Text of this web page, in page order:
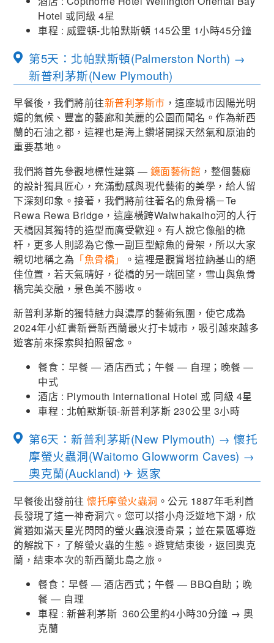
Hotel 或同級 4星
車程 : 威靈頓-北帕默斯頓 145公里 1小時45分鐘
第5天：北帕默斯頓(Palmerston North) →
新普利茅斯(New Plymouth)
早餐後，我們將前往新普利茅斯市 ，這座城市因陽光明
媚的氣候、豐富的藝廊和美麗的公園而聞名。作為新西
蘭的石油之都，這裡也是海上鑽塔開採天然氣和原油的
重要基地。
我們將首先參觀地標性建築 — 鏡面藝術館 ，整個藝廊
的設計獨具匠心，充滿動感與現代藝術的美學，給人留
下深刻印象。接著，我們將前往著名的魚骨橋－Te
Rewa Rewa Bridge，這座橫跨Waiwhakaiho河的人行
天橋因其獨特的造型而廣受歡迎。有人說它像船的桅
杆，更多人則認為它像一副巨型鯨魚的骨架，所以大家
親切地稱之為 「魚骨橋」
。這裡是觀賞塔拉納基山的絕
佳位置，若天氣晴好，從橋的另一端回望，雪山與魚骨
橋完美交融，景色美不勝收。
新普利茅斯的獨特魅力與濃厚的藝術氛圍，使它成為
2024年小紅書新晉新西蘭最火打卡城市，吸引越來越多
遊客前來探索與拍照留念。
餐食：早餐 — 酒店西式；午餐 — 自理；晚餐 —
中式
酒店 : Plymouth International Hotel 或 同級 4星
車程 : 北帕默斯頓-新普利茅斯 230公里 3小時
第6天：新普利茅斯(New Plymouth) → 懷托
摩螢火蟲洞(Waitomo Glowworm Caves) →
奧克蘭(Auckland) ✈ 返家
早餐後出發前往 懷托摩螢火蟲洞 。公元 1887年毛利酋
長發現了這一神奇洞穴。您可以搭小舟泛遊地下湖，欣
賞猶如滿天星光閃閃的螢火蟲浪漫奇景；並在景區導遊
的解說下，了解螢火蟲的生態。遊覽結束後，返回奧克
蘭，結束本次的新西蘭北島之旅。
餐食：早餐 — 酒店西式；午餐 — BBQ自助；晚
餐 — 自理
車程 : 新普利茅斯 360公里約4小時30分鐘 → 奧
克蘭